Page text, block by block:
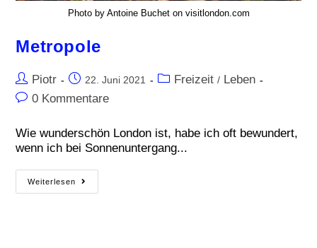
Photo by Antoine Buchet on visitlondon.com
Metropole
Piotr 22. Juni 2021 Freizeit / Leben
0 Kommentare
Wie wunderschön London ist, habe ich oft bewundert,
wenn ich bei Sonnenuntergang...
Weiterlesen